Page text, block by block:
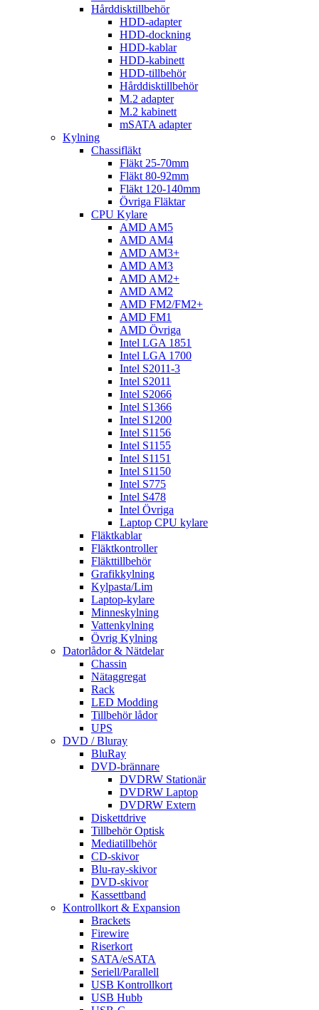
Hårddisktillbehör
HDD-adapter
HDD-dockning
HDD-kablar
HDD-kabinett
HDD-tillbehör
Hårddisktillbehör
M.2 adapter
M.2 kabinett
mSATA adapter
Kylning
Chassifläkt
Fläkt 25-70mm
Fläkt 80-92mm
Fläkt 120-140mm
Övriga Fläktar
CPU Kylare
AMD AM5
AMD AM4
AMD AM3+
AMD AM3
AMD AM2+
AMD AM2
AMD FM2/FM2+
AMD FM1
AMD Övriga
Intel LGA 1851
Intel LGA 1700
Intel S2011-3
Intel S2011
Intel S2066
Intel S1366
Intel S1200
Intel S1156
Intel S1155
Intel S1151
Intel S1150
Intel S775
Intel S478
Intel Övriga
Laptop CPU kylare
Fläktkablar
Fläktkontroller
Fläkttillbehör
Grafikkylning
Kylpasta/Lim
Laptop-kylare
Minneskylning
Vattenkylning
Övrig Kylning
Datorlådor & Nätdelar
Chassin
Nätaggregat
Rack
LED Modding
Tillbehör lådor
UPS
DVD / Bluray
BluRay
DVD-brännare
DVDRW Stationär
DVDRW Laptop
DVDRW Extern
Diskettdrive
Tillbehör Optisk
Mediatillbehör
CD-skivor
Blu-ray-skivor
DVD-skivor
Kassettband
Kontrollkort & Expansion
Brackets
Firewire
Riserkort
SATA/eSATA
Seriell/Parallell
USB Kontrollkort
USB Hubb